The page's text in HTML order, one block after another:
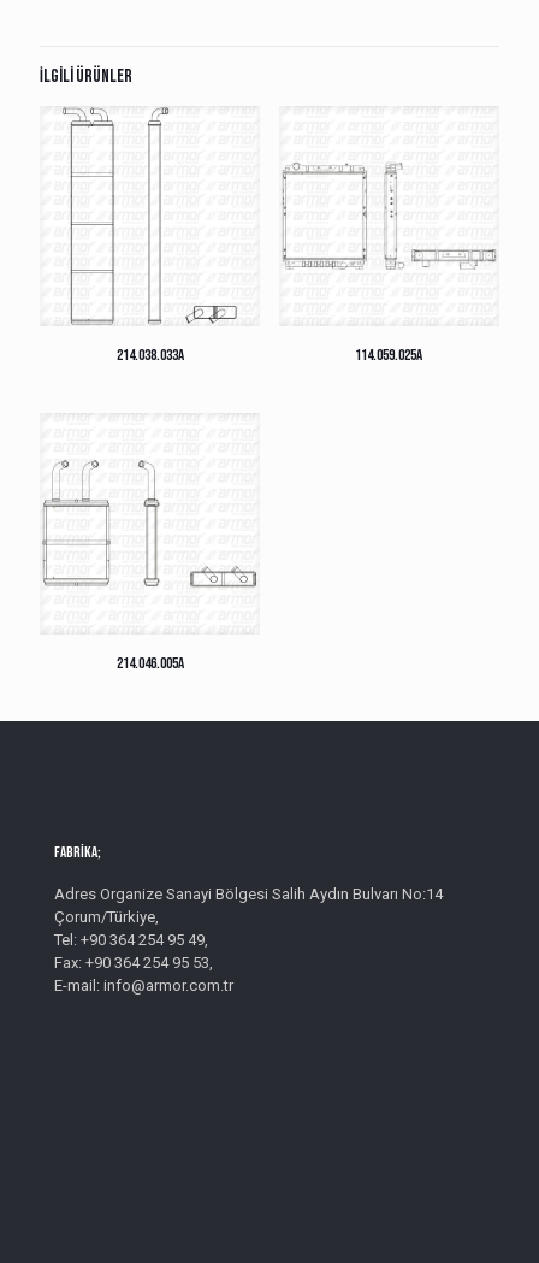
İlgili ürünler
214.038.033A 114.059.025A
214.046.005A
Fabrika;
Adres Organize Sanayi Bölgesi Salih Aydın Bulvarı No:14
Çorum/Türkiye,
Tel: +90 364 254 95 49,
Fax: +90 364 254 95 53,
E-mail: info@armor.com.tr